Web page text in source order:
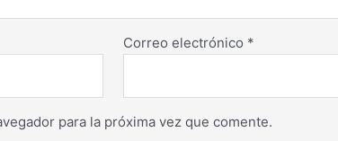
Correo electrónico *
para la próxima vez que comente.